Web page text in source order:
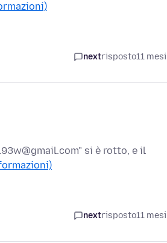
nextrisposto11
si è rotto, e il
nextrisposto11